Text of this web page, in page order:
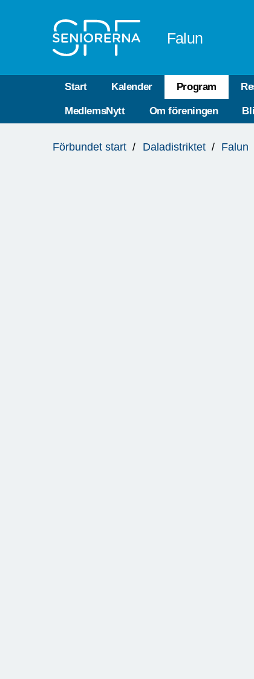
Falun
Start Kalender Program
MedlemsNytt Om föreningen
är
Förbundet start Daladistriktet Falun